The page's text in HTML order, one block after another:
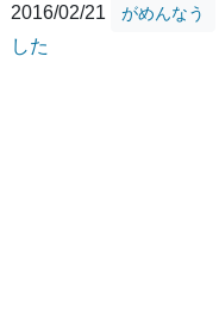
2016/02/21
がめんなう
した